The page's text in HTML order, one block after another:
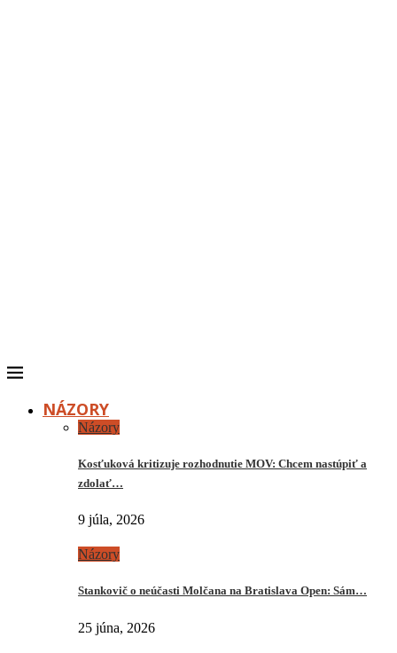
NÁZORY
Názory
Kosťuková kritizuje rozhodnutie MOV: Chcem nastúpiť a
zdolať…
9 júla, 2026
Názory
Stankovič o neúčasti Molčana na Bratislava Open: Sám…
25 júna, 2026